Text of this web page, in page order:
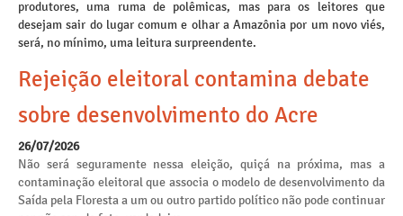
produtores, uma ruma de polêmicas, mas para os leitores que
desejam sair do lugar comum e olhar a Amazônia por um novo viés,
será, no mínimo, uma leitura surpreendente.
Rejeição eleitoral contamina debate
sobre desenvolvimento do Acre
26/07/2026
Não será seguramente nessa eleição, quiçá na próxima, mas a
contaminação eleitoral que associa o modelo de desenvolvimento da
Saída pela Floresta a um ou outro partido político não pode continuar